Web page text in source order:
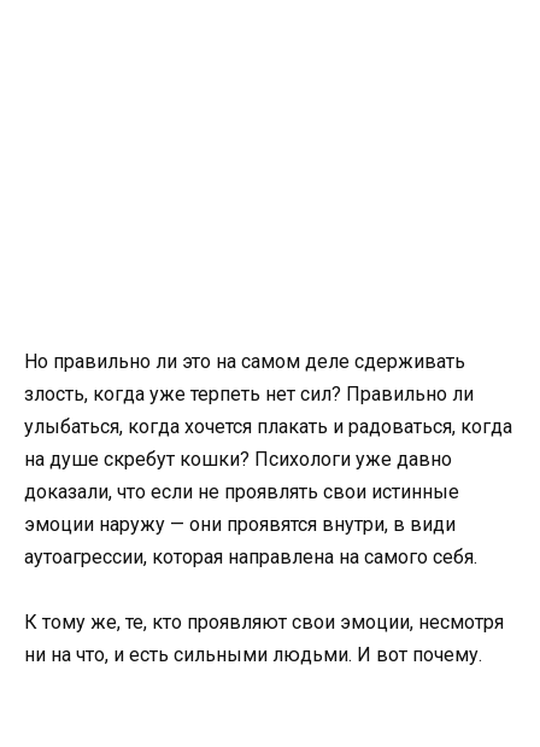
Но правильно ли это на самом деле сдерживать
злость, когда уже терпеть нет сил? Правильно ли
улыбаться, когда хочется плакать и радоваться, когда
на душе скребут кошки? Психологи уже давно
доказали, что если не проявлять свои истинные
эмоции наружу — они проявятся внутри, в види
аутоагрессии, которая направлена на самого себя.
К тому же, те, кто проявляют свои эмоции, несмотря
ни на что, и есть сильными людьми. И вот почему.